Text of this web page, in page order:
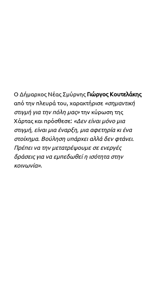
Ο Δήμαρχος Νέας Σμύρνης Γιώργος Κουτελάκης
από την πλευρά του, χαρακτήρισε «σημαντική
στιγμή για την πόλη μας» την κύρωση της
Χάρτας και πρόσθεσε: «Δεν είναι μόνο μια
στιγμή, είναι μια έναρξη, μια αφετηρία κι ένα
στοίχημα. Βούληση υπάρχει αλλά δεν φτάνει.
Πρέπει να την μετατρέψουμε σε ενεργές
δράσεις για να εμπεδωθεί η ισότητα στην
κοινωνία».